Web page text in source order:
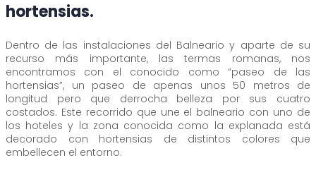
hortensias.
Dentro de las instalaciones del Balneario y aparte de su
recurso más importante, las termas romanas, nos
encontramos con el conocido como “paseo de las
hortensias”, un paseo de apenas unos 50 metros de
longitud pero que derrocha belleza por sus cuatro
costados. Este recorrido que une el balneario con uno de
los hoteles y la zona conocida como la explanada está
decorado con hortensias de distintos colores que
embellecen el entorno.